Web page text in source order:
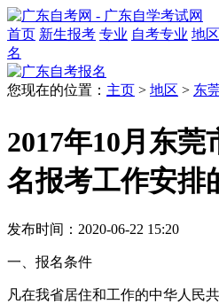
首页 新生报考 专业 自考专业 地
名
您现在的位置： 主页 > 地区 > 东
2017年10月东
名报考工作安排
发布时间：2020-06-22 15:20
一、报名条件
凡在我省居住和工作的中华人民